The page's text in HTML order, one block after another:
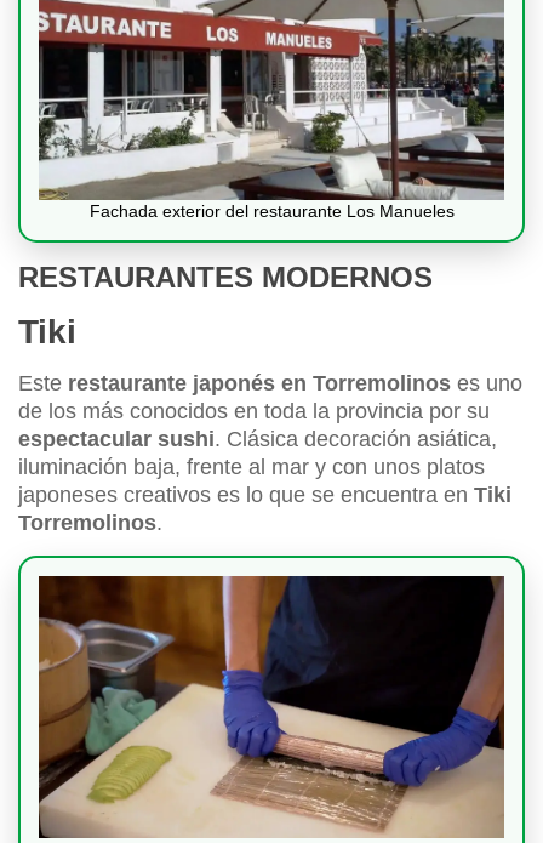
Fachada exterior del restaurante Los Manueles
RESTAURANTES MODERNOS
Tiki
Este restaurante japonés en Torremolinos es uno
de los más conocidos en toda la provincia por su
espectacular sushi. Clásica decoración asiática,
iluminación baja, frente al mar y con unos platos
japoneses creativos es lo que se encuentra en Tiki
Torremolinos.